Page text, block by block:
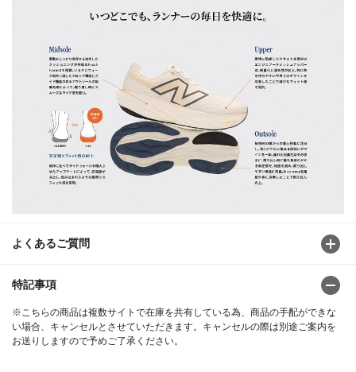
よくあるご質問
特記事項
※こちらの商品は複数サイトで在庫を共有している為、商品の手配ができな
い場合、キャンセルとさせていただきます。キャンセルの際は別途ご案内を
お送りしますので予めご了承ください。